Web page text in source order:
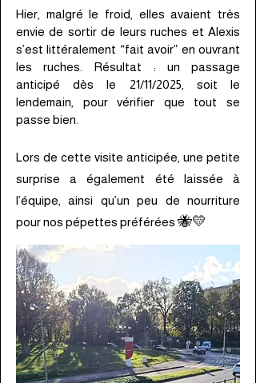
Hier, malgré le froid, elles avaient très
envie de sortir de leurs ruches et Alexis
s’est littéralement “fait avoir” en ouvrant
les ruches. Résultat : un passage
anticipé dès le 21/11/2025, soit le
lendemain, pour vérifier que tout se
passe bien.
Lors de cette visite anticipée, une petite
surprise a également été laissée à
l’équipe, ainsi qu’un peu de nourriture
pour nos pépettes préférées 🐝💛